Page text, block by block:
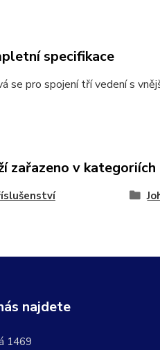
specifikace
se pro spojení tří vedení s
zařazeno v kategoriích
najdete
1469